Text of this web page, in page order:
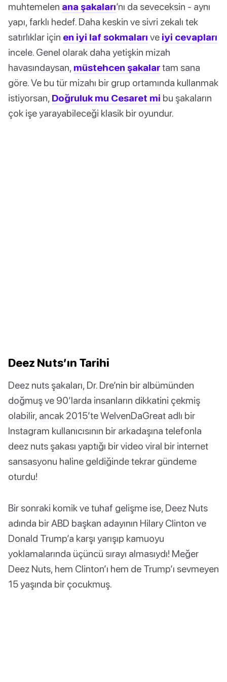
muhtemelen ana şakaları’nı da seveceksin - aynı
yapı, farklı hedef. Daha keskin ve sivri zekalı tek
satırlıklar için en iyi laf sokmaları ve iyi cevapları
incele. Genel olarak daha yetişkin mizah
havasındaysan, müstehcen şakalartam sana
göre. Ve bu tür mizahı bir grup ortamında kullanmak
istiyorsan, Doğruluk mu Cesaret mi bu şakaların
çok işe yarayabileceği klasik bir oyundur.
Deez Nuts’ın Tarihi
Deez nuts şakaları, Dr. Dre’nin bir albümünden
doğmuş ve 90’larda insanların dikkatini çekmiş
olabilir, ancak 2015’te WelvenDaGreat adlı bir
Instagram kullanıcısının bir arkadaşına telefonla
deez nuts şakası yaptığı bir video viral bir internet
sansasyonu haline geldiğinde tekrar gündeme
oturdu!
Bir sonraki komik ve tuhaf gelişme ise, Deez Nuts
adında bir ABD başkan adayının Hilary Clinton ve
Donald Trump’a karşı yarışıp kamuoyu
yoklamalarında üçüncü sırayı almasıydı! Meğer
Deez Nuts, hem Clinton’ı hem de Trump’ı sevmeyen
15 yaşında bir çocukmuş.